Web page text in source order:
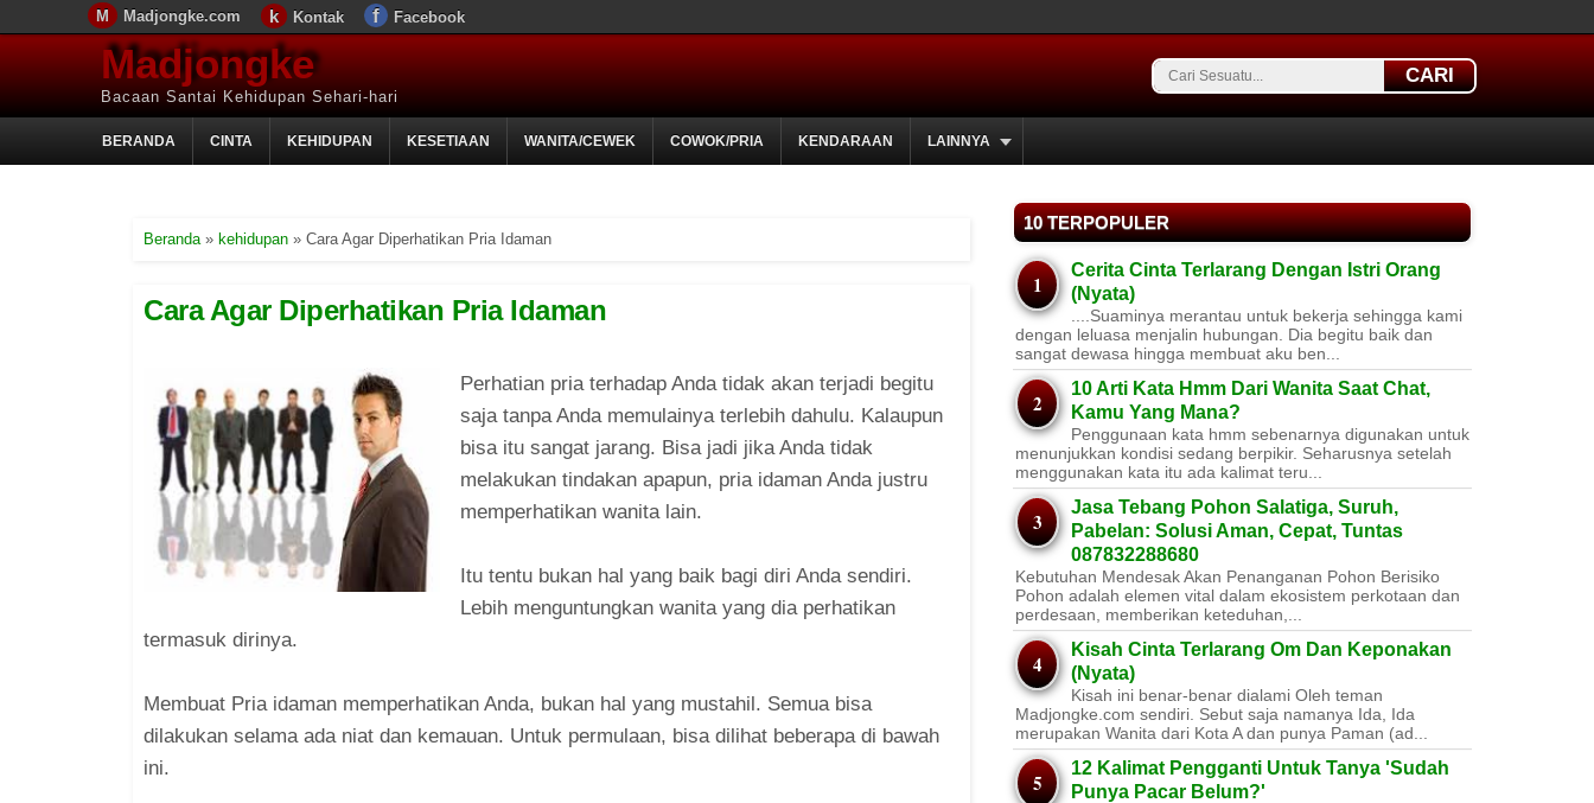
Madjongke.com Kontak Facebook
Madjongke
Bacaan Santai Kehidupan Sehari-hari
CARI
BERANDA CINTA KEHIDUPAN KESETIAAN WANITA/CEWEK COWOK/PRIA KENDARAAN LAINNYA
Beranda» kehidupan » Cara Agar Diperhatikan Pria Idaman
Cara Agar Diperhatikan Pria Idaman
Perhatian pria terhadap Anda tidak akan terjadi begitu
saja tanpa Anda memulainya terlebih dahulu. Kalaupun
bisa itu sangat jarang. Bisa jadi jika Anda tidak
melakukan tindakan apapun, pria idaman Anda justru
memperhatikan wanita lain.
Itu tentu bukan hal yang baik bagi diri Anda sendiri.
Lebih menguntungkan wanita yang dia perhatikan
termasuk dirinya.
Membuat Pria idaman memperhatikan Anda, bukan hal yang mustahil. Semua bisa
dilakukan selama ada niat dan kemauan. Untuk permulaan, bisa dilihat beberapa di bawah
ini.
10 TERPOPULER
Cerita Cinta Terlarang Dengan Istri Orang
(Nyata)
....Suaminya merantau untuk bekerja sehingga kami
dengan leluasa menjalin hubungan. Dia begitu baik dan
sangat dewasa hingga membuat aku ben...
10 Arti Kata Hmm Dari Wanita Saat Chat,
Kamu Yang Mana?
Penggunaan kata hmm sebenarnya digunakan untuk
menunjukkan kondisi sedang berpikir. Seharusnya setelah
menggunakan kata itu ada kalimat teru...
Jasa Tebang Pohon Salatiga, Suruh,
Pabelan: Solusi Aman, Cepat, Tuntas
087832288680
Kebutuhan Mendesak Akan Penanganan Pohon Berisiko ​
Pohon adalah elemen vital dalam ekosistem perkotaan dan
perdesaan, memberikan keteduhan,...
Kisah Cinta Terlarang Om Dan Keponakan
(Nyata)
Kisah ini benar-benar dialami Oleh teman
Madjongke.com sendiri. Sebut saja namanya Ida, Ida
merupakan Wanita dari Kota A dan punya Paman (ad...
12 Kalimat Pengganti Untuk Tanya 'Sudah
Punya Pacar Belum?'